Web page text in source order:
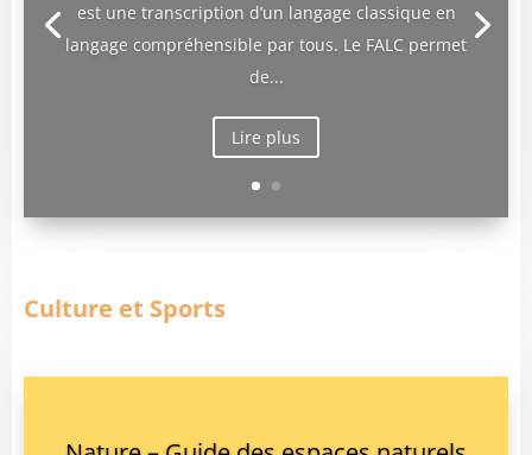
est une transcription d’un langage classique en
langage compréhensible par tous. Le FALC permet
de...
Lire plus
Culture et Sports